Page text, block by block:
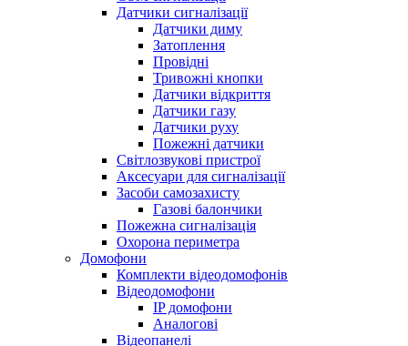
Датчики сигналізації
Датчики диму
Затоплення
Провідні
Тривожні кнопки
Датчики відкриття
Датчики газу
Датчики руху
Пожежні датчики
Світлозвукові пристрої
Аксесуари для сигналізації
Засоби самозахисту
Газові балончики
Пожежна сигналізація
Охорона периметра
Домофони
Комплекти відеодомофонів
Відеодомофони
IP домофони
Аналогові
Відеопанелі